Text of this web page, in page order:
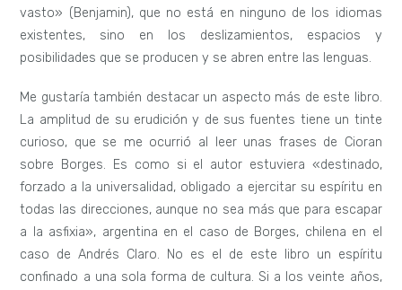
vasto» (Benjamin), que no está en ninguno de los idiomas
existentes, sino en los deslizamientos, espacios y
posibilidades que se producen y se abren entre las lenguas.
Me gustaría también destacar un aspecto más de este libro.
La amplitud de su erudición y de sus fuentes tiene un tinte
curioso, que se me ocurrió al leer unas frases de Cioran
sobre Borges. Es como si el autor estuviera «destinado,
forzado a la universalidad, obligado a ejercitar su espíritu en
todas las direcciones, aunque no sea más que para escapar
a la asfixia», argentina en el caso de Borges, chilena en el
caso de Andrés Claro. No es el de este libro un espíritu
confinado a una sola forma de cultura. Si a los veinte años,